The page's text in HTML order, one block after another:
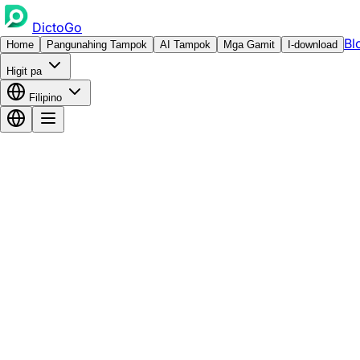
DictoGo
Home Pangunahing Tampok AI Tampok Mga Gamit I-download
Higit pa
Filipino